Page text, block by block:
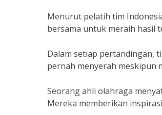
Menurut pelatih tim
bersama untuk meraih hasil
Dalam setiap pertandingan,
pernah menyerah meskipun
Seorang ahli olahraga
Mereka memberikan